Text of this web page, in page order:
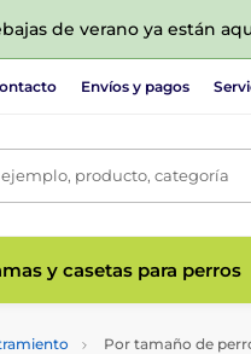
de verano ya están
Envíos y pagos
ejemplo, producto, categoría
y casetas para perros
Por tamaño de